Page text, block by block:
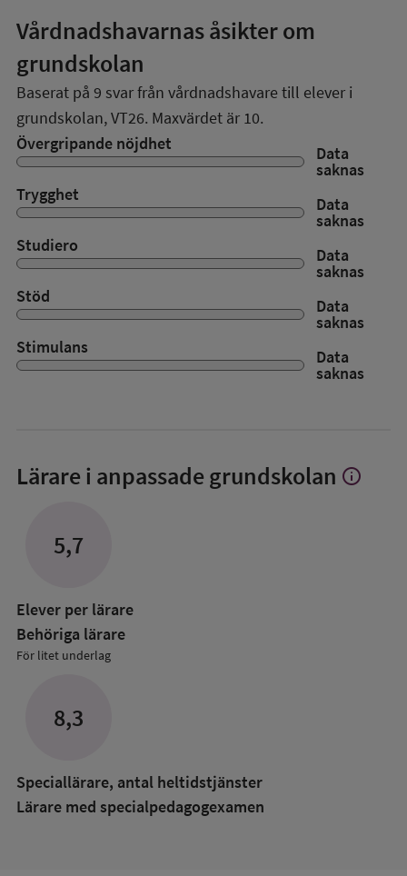
Vårdnadshavarnas åsikter om
grundskolan
Baserat på 9 svar från vårdnadshavare till elever i
grundskolan,VT26. Maxvärdet är 10.
Övergripande nöjdhet
Data
saknas
Trygghet
Data
saknas
Studiero
Data
saknas
Stöd
Data
saknas
Stimulans
Data
saknas
Lärare i anpassade grundskolan Visa
info
5,7
Elever per lärare
Behöriga lärare
För litet underlag
8,3
Speciallärare, antal heltidstjänster
Lärare med specialpedagog­examen